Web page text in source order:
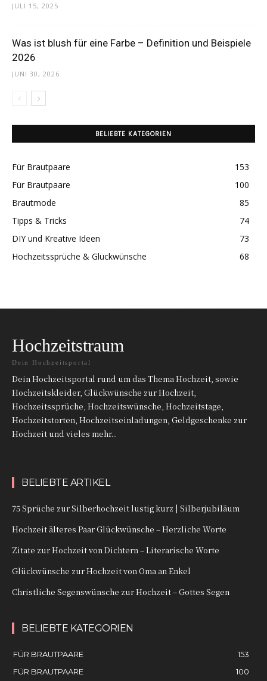
JULI 15, 2025
Was ist blush für eine Farbe – Definition und Beispiele
2026
JUNI 30, 2026
BELIEBTE KATEGORIEN
Für Brautpaare
153
Für Brautpaare
100
Brautmode
85
Tipps & Tricks
74
DIY und Kreative Ideen
73
Hochzeitssprüche & Glückwünsche
68
Hochzeitstraum
Dein Hochzeitsportal
Dein Hochzeitsportal rund um das Thema Hochzeit, sowie
Hochzeitskleider, Glückwünsche zur Hochzeit,
Hochzeitssprüche, Hochzeitswünsche, Hochzeitstage,
Hochzeitstorten, Hochzeitseinladungen, Geldgeschenke zur
Hochzeit und vieles mehr...
BELIEBTE ARTIKEL
75 Sprüche zur Silberhochzeit lustig kurz | Silberjubiläum
Hochzeit älteres Paar Glückwünsche – Herzliche Worte
Zitate zur Hochzeit von Dichtern – Literarische Worte
Glückwünsche zur Hochzeit von Oma an Enkel
Christliche Segenswünsche zur Hochzeit – Gottes Segen
BELIEBTE KATEGORIEN
FÜR BRAUTPAARE
153
FÜR BRAUTPAARE
100